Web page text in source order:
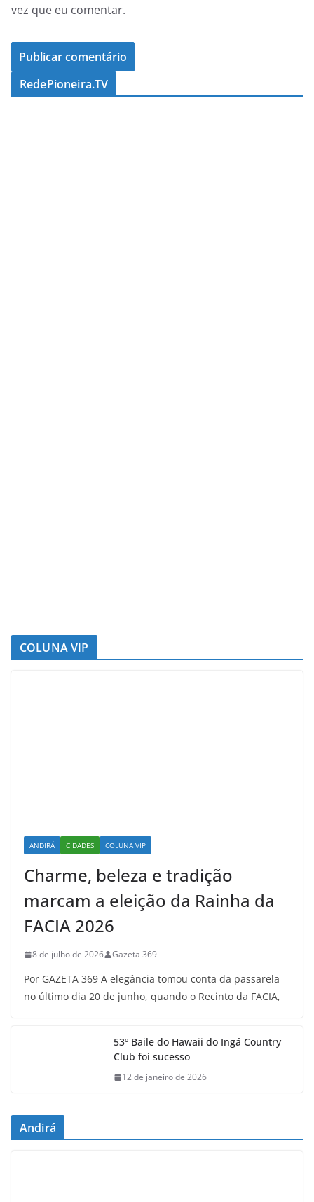
vez que eu comentar.
RedePioneira.TV
COLUNA VIP
ANDIRÁ CIDADES COLUNA VIP
Charme, beleza e tradição
marcam a eleição da Rainha da
FACIA 2026
8 de julho de 2026 Gazeta 369
Por GAZETA 369 A elegância tomou conta da passarela
no último dia 20 de junho, quando o Recinto da FACIA,
53º Baile do Hawaii do Ingá Country
Club foi sucesso
12 de janeiro de 2026
Andirá